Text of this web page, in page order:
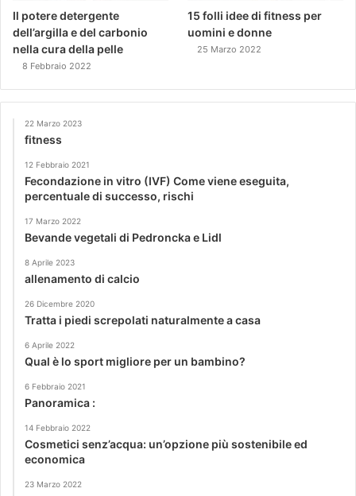
Il potere detergente
dell’argilla e del carbonio
nella cura della pelle
8 Febbraio 2022
15 folli idee di fitness per
uomini e donne
25 Marzo 2022
22 Marzo 2023
fitness
12 Febbraio 2021
Fecondazione in vitro (IVF) Come viene eseguita,
percentuale di successo, rischi
17 Marzo 2022
Bevande vegetali di Pedroncka e Lidl
8 Aprile 2023
allenamento di calcio
26 Dicembre 2020
Tratta i piedi screpolati naturalmente a casa
6 Aprile 2022
Qual è lo sport migliore per un bambino?
6 Febbraio 2021
Panoramica :
14 Febbraio 2022
Cosmetici senz’acqua: un’opzione più sostenibile ed
economica
23 Marzo 2022